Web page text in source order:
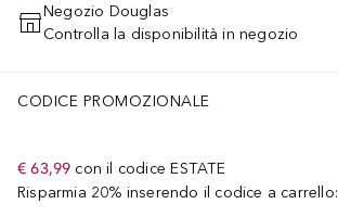
AGGIUNGI AL CARRELLO
Negozio Douglas
Controlla la disponibilità in negozio
CODICE PROMOZIONALE
€ 63,99 con il codice ESTATE
Risparmia 20% inserendo il codice a carrello: